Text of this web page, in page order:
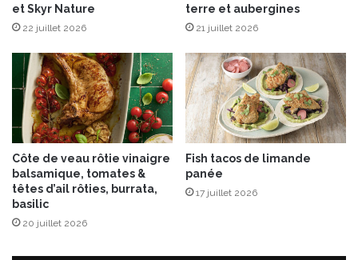
o
ë
et Skyr Nature
22 juillet 2026
terre et aubergines
21 juillet 2026
Côte de veau rôtie vinaigre
balsamique, tomates &
têtes d’ail rôties, burrata,
basilic
20 juillet 2026
Fish tacos de limande
panée
17 juillet 2026